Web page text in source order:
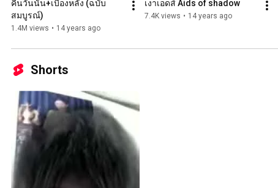
คืนวันนั้น+เบื้องหลัง (ฉบับ
สมบูรณ์)
1.4M views • 14 years ago
เงาเอดส์ Aids of shadow
7.4K views • 14 years ago
Shorts